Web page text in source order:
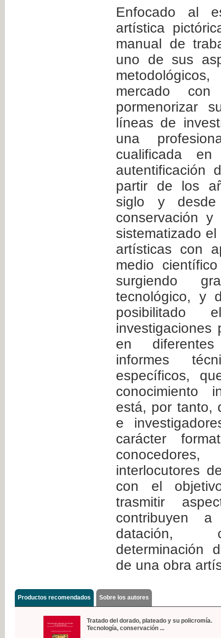
Enfocado al
artística
manual de
uno de sus
mercado
pormenorizar
líneas de
una
cualificada
autentificación
partir de los
siglo y
conservación
sistematizado
artísticas con
medio
surgiendo
tecnológico, y
posibilitado
investigaciones
en
informes
específicos,
conocimiento
está, por tanto,
e
carácter
interlocutores
con el
trasmitir
contribuyen a
datación,
determinación
de una obra
Productos recomendados Sobre los autores
Tratado del dorado, plateado y su policromía.
Tecnología, conservación ...